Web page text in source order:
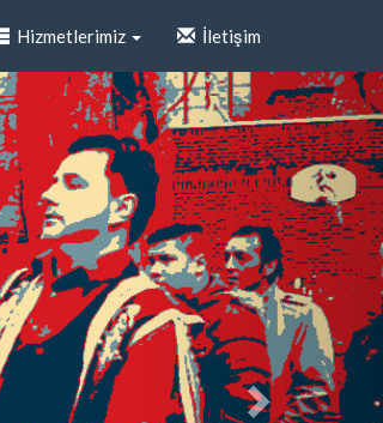
Hizmetlerimiz İletişim